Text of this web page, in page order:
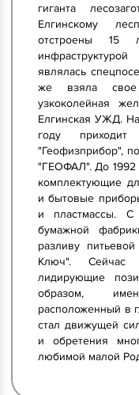
гиганта
Елгинскому
отстроены 15
являлась
же взяла свое
узкоколейная
Елгинская УЖД.
году
"Геофизприбор",
"ГЕОФАЛ". До 1992
комплектующие
и бытовые
и пластмассы.
бумажной
разливу
Ключ". Сейчас
лидирующие
образом,
расположенный в
стал движущей
и обретения
любимой малой